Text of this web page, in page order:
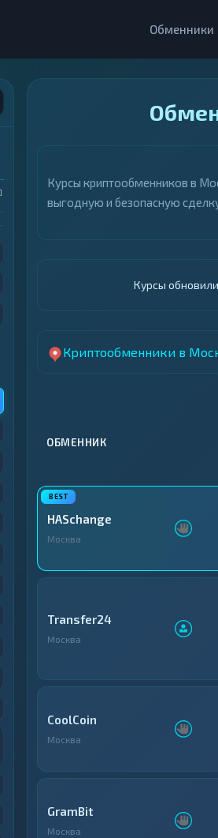
Обменники
Курсы криптообменников в
выгодную и безопасную
Курсы
Криптообменники в
ОБМЕННИК
HASchange
Москва
Transfer24
Москва
CoolCoin
Москва
GramBit
Москва